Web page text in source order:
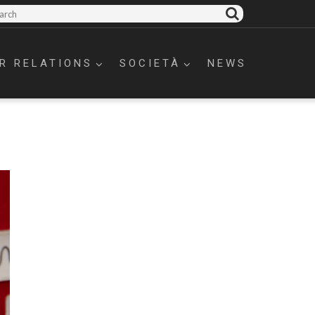
RELATIONS SOCIETÀ NEWS